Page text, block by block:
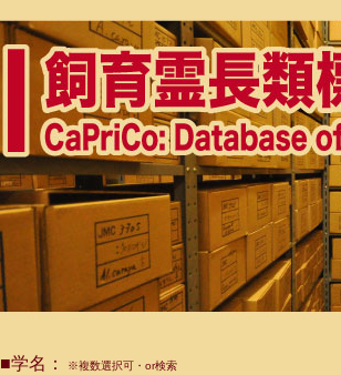
■学名： ※複数選択可・or検索